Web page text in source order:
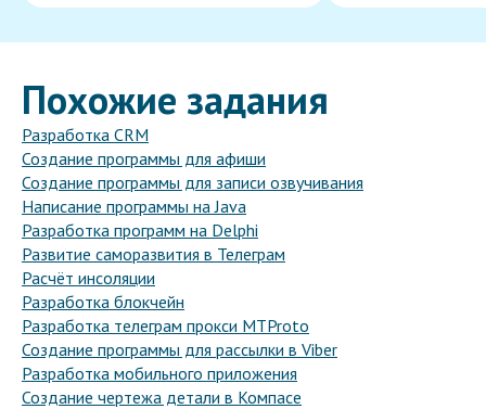
Похожие задания
Разработка CRM
Создание программы для афиши
Создание программы для записи озвучивания
Написание программы на Java
Разработка программ на Delphi
Развитие саморазвития в Телеграм
Расчёт инсоляции
Разработка блокчейн
Разработка телеграм прокси MTProto
Создание программы для рассылки в Viber
Разработка мобильного приложения
Создание чертежа детали в Компасе